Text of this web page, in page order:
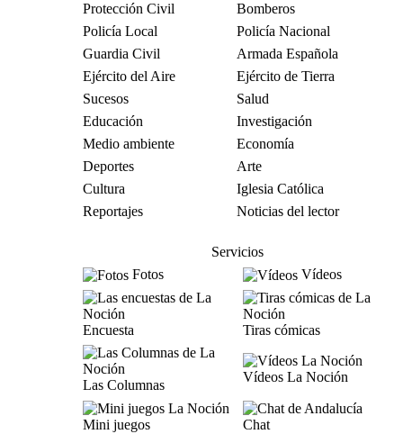
Protección Civil
Bomberos
Policía Local
Policía Nacional
Guardia Civil
Armada Española
Ejército del Aire
Ejército de Tierra
Sucesos
Salud
Educación
Investigación
Medio ambiente
Economía
Deportes
Arte
Cultura
Iglesia Católica
Reportajes
Noticias del lector
Servicios
Fotos
Vídeos
Encuesta Tiras cómicas
Las Columnas
Vídeos La Noción
Mini juegos
Chat